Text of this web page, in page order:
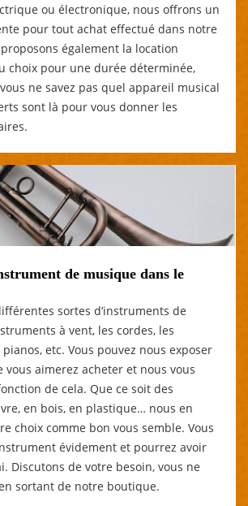
ou électronique, nous offrons un
pour tout achat effectué dans notre
également la location
choix pour une durée déterminée,
ne savez pas quel appareil musical
sont là pour vous donner les
de musique dans le
sortes d’instruments de
à vent, les cordes, les
etc. Vous pouvez nous exposer
vous aimerez acheter et nous vous
de cela. Que ce soit des
en bois, en plastique… nous en
choix comme bon vous semble. Vous
évidement et pourrez avoir
Discutons de votre besoin, vous ne
sortant de notre boutique.